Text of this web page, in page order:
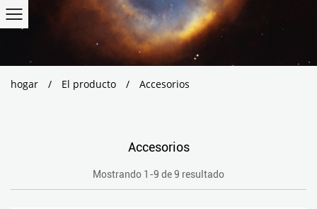
hogar / El producto / Accesorios
Accesorios
Mostrando 1-9 de 9 resultado